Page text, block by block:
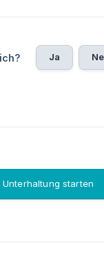
Ja
Unterhaltung starten